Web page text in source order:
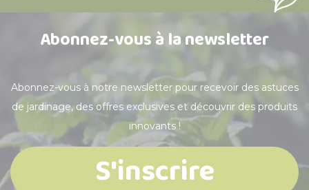
Abonnez-vous à la newsletter
Abonnez-vous à notre newsletter pour recevoir des astuces
de jardinage, des offres exclusives et découvrir des produits
innovants !
S'inscrire